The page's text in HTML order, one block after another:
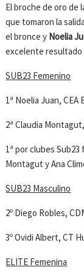
El broche de oro de
que tomaron la
el bronce y Noelia
excelente
SUB23 Femenino
1ª Noelia Juan, CEA
2ª Claudia
1ª por clubes
Montagut y Ana
SUB23 Masculino
2º Diego Robles,
3º Ovidi Albert, CT
ELITE Femenina